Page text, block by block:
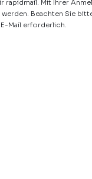
rapidmail. Mit Ihrer
Beachten Sie
Mail erforderlich.